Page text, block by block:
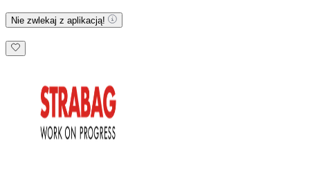
Nie zwlekaj z aplikacją!